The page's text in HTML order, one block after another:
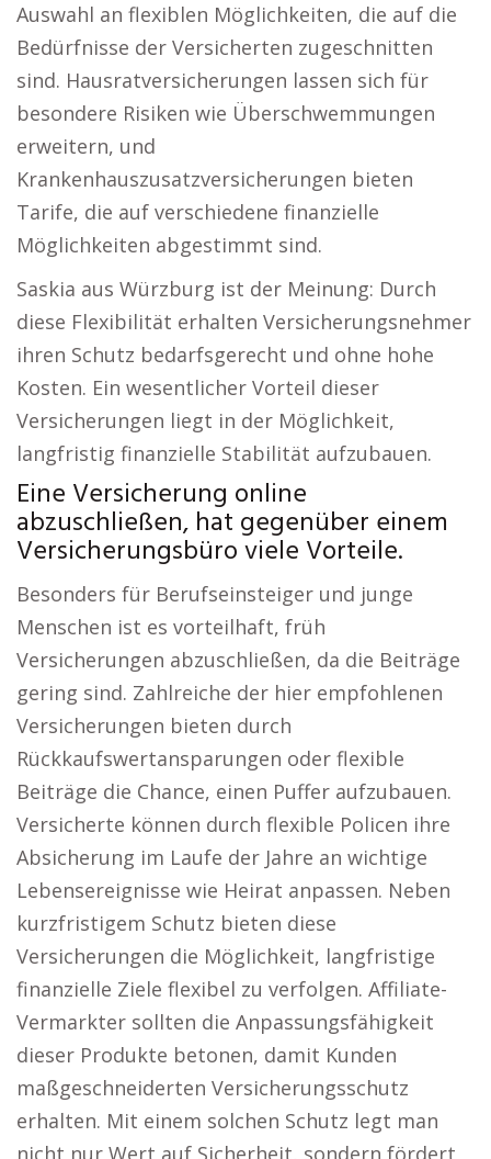
Auswahl an flexiblen Möglichkeiten, die auf die
Bedürfnisse der Versicherten zugeschnitten
sind. Hausratversicherungen lassen sich für
besondere Risiken wie Überschwemmungen
erweitern, und
Krankenhauszusatzversicherungen bieten
Tarife, die auf verschiedene finanzielle
Möglichkeiten abgestimmt sind.
Saskia aus Würzburg ist der Meinung: Durch
diese Flexibilität erhalten Versicherungsnehmer
ihren Schutz bedarfsgerecht und ohne hohe
Kosten. Ein wesentlicher Vorteil dieser
Versicherungen liegt in der Möglichkeit,
langfristig finanzielle Stabilität aufzubauen.
Eine Versicherung online
abzuschließen, hat gegenüber einem
Versicherungsbüro viele Vorteile.
Besonders für Berufseinsteiger und junge
Menschen ist es vorteilhaft, früh
Versicherungen abzuschließen, da die Beiträge
gering sind. Zahlreiche der hier empfohlenen
Versicherungen bieten durch
Rückkaufswertansparungen oder flexible
Beiträge die Chance, einen Puffer aufzubauen.
Versicherte können durch flexible Policen ihre
Absicherung im Laufe der Jahre an wichtige
Lebensereignisse wie Heirat anpassen. Neben
kurzfristigem Schutz bieten diese
Versicherungen die Möglichkeit, langfristige
finanzielle Ziele flexibel zu verfolgen. Affiliate-
Vermarkter sollten die Anpassungsfähigkeit
dieser Produkte betonen, damit Kunden
maßgeschneiderten Versicherungsschutz
erhalten. Mit einem solchen Schutz legt man
nicht nur Wert auf Sicherheit, sondern fördert